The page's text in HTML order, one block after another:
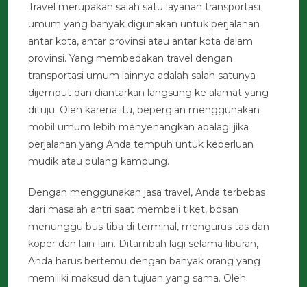
Travel merupakan salah satu layanan transportasi
umum yang banyak digunakan untuk perjalanan
antar kota, antar provinsi atau antar kota dalam
provinsi. Yang membedakan travel dengan
transportasi umum lainnya adalah salah satunya
dijemput dan diantarkan langsung ke alamat yang
dituju. Oleh karena itu, bepergian menggunakan
mobil umum lebih menyenangkan apalagi jika
perjalanan yang Anda tempuh untuk keperluan
mudik atau pulang kampung.
Dengan menggunakan jasa travel, Anda terbebas
dari masalah antri saat membeli tiket, bosan
menunggu bus tiba di terminal, mengurus tas dan
koper dan lain-lain. Ditambah lagi selama liburan,
Anda harus bertemu dengan banyak orang yang
memiliki maksud dan tujuan yang sama. Oleh